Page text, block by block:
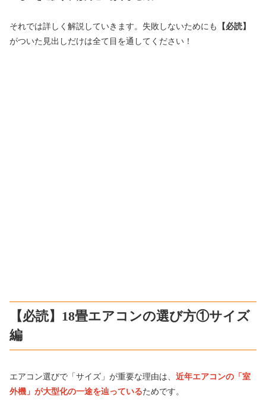
それでは詳しく解説していきます。失敗しないためにも
【必読】
がついた見出しだけは全て目を通してください！
【必読】18畳エアコンの選び方①サイズ
編
エアコン選びで「サイズ」が重要な理由は、 近年エアコンの「室
外機」が大型化の一途を辿っているためです。